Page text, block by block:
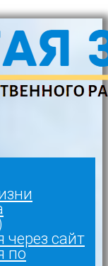
сайт
по